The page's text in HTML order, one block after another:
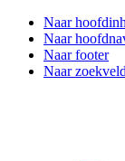
Naar
Naar
Naar footer
Naar zoekveld